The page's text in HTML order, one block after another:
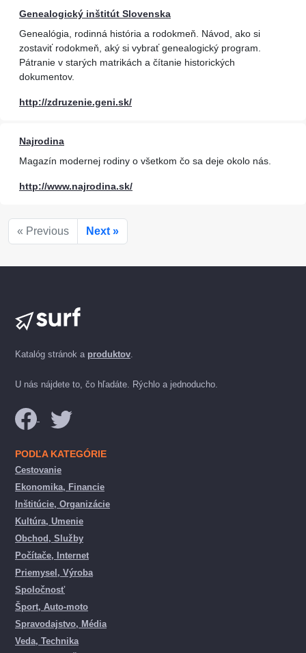
Genealogický inštitút Slovenska
Genealógia, rodinná história a rodokmeň. Návod, ako si
zostaviť rodokmeň, aký si vybrať genealogický program.
Pátranie v starých matrikách a čítanie historických
dokumentov.
http://zdruzenie.geni.sk/
Najrodina
Magazín modernej rodiny o všetkom čo sa deje okolo nás.
http://www.najrodina.sk/
« Previous Next »
Katalóg stránok a produktov.
U nás nájdete to, čo hľadáte. Rýchlo a jednoducho.
PODĽA KATEGÓRIE
Cestovanie
Ekonomika, Financie
Inštitúcie, Organizácie
Kultúra, Umenie
Obchod, Služby
Počítače, Internet
Priemysel, Výroba
Spoločnosť
Šport, Auto-moto
Spravodajstvo, Média
Veda, Technika